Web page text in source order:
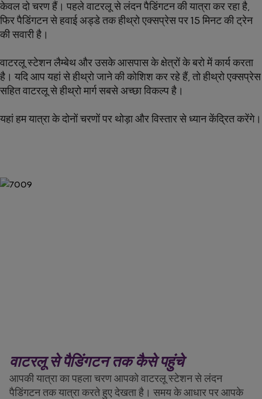
केवल दो चरण हैं। पहले वाटरलू से लंदन पैडिंगटन की यात्रा कर रहा है,
फिर पैडिंगटन से हवाई अड्डे तक हीथ्रो एक्सप्रेस पर 15 मिनट की ट्रेन
की सवारी है।
वाटरलू स्टेशन लैम्बेथ और उसके आसपास के क्षेत्रों के बरो में कार्य करता
है। यदि आप यहां से हीथ्रो जाने की कोशिश कर रहे हैं, तो हीथ्रो एक्सप्रेस
सहित वाटरलू से हीथ्रो मार्ग सबसे अच्छा विकल्प है।
यहां हम यात्रा के दोनों चरणों पर थोड़ा और विस्तार से ध्यान केंद्रित करेंगे।
वाटरलू से पैडिंगटन तक कैसे पहुंचे
आपकी यात्रा का पहला चरण आपको वाटरलू स्टेशन से लंदन
पैडिंगटन तक यात्रा करते हुए देखता है। समय के आधार पर आपके